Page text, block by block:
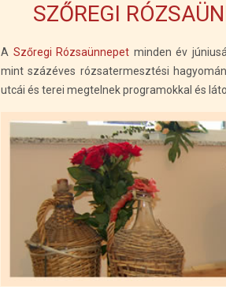
SZŐREGI
A Szőregi Rózsaünnepet minden év
mint százéves rózsatermesztési
utcái és terei megtelnek programokkal és